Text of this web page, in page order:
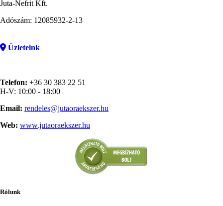
Juta-Nefrit Kft.
Adószám: 12085932-2-13
Üzleteink
Telefon: +36 30 383 22 51
H-V: 10:00 - 18:00
Email: rendeles@jutaoraekszer.hu
Web: www.jutaoraekszer.hu
Rólunk